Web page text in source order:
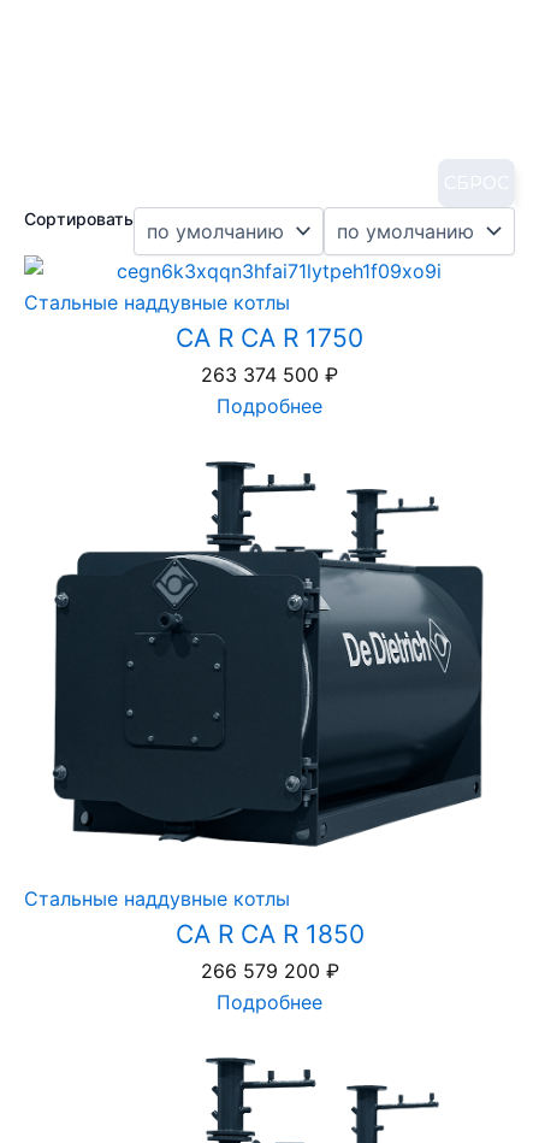
Сортировать
Стальные наддувные котлы
CA R CA R 1750
263 374 500 ₽
Подробнее
Стальные наддувные котлы
CA R CA R 1850
266 579 200 ₽
Подробнее